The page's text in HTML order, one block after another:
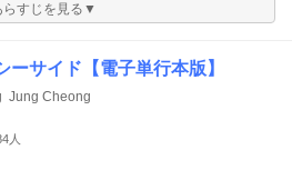
らすじを見る▼
ーサイド【電子単行本版】
Jung Cheong
人